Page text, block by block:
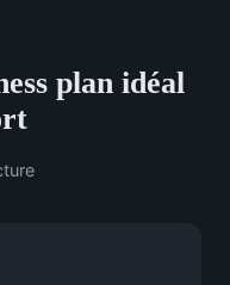
plan idéal